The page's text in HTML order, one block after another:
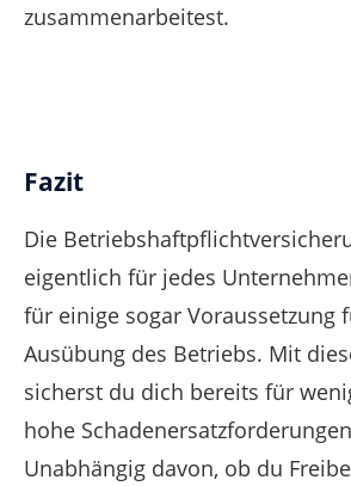
zusammenarbeitest.
Fazit
Die
eigentlich für jedes
für einige sogar Voraussetzung
Ausübung des Betriebs. Mit
sicherst du dich bereits für
hohe
Unabhängig davon, ob du